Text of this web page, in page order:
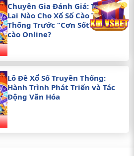
Chuyên Gia Đánh Giá: Tương
Lai Nào Cho Xổ Số Cào Truyền
Thống Trước “Cơn Sốt” xổ số
cào Online?
Lô Đề Xổ Số Truyền Thống:
Hành Trình Phát Triển và Tác
Động Văn Hóa